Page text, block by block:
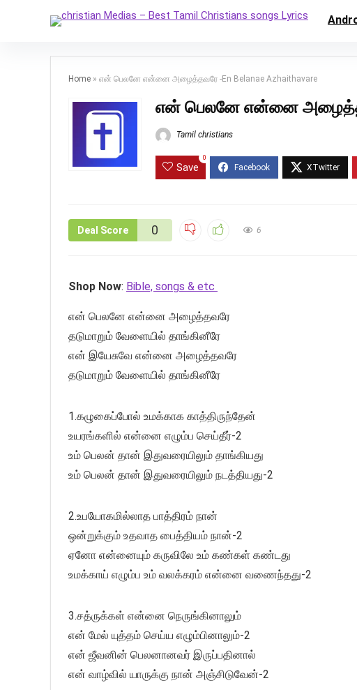
Home » என் பெலனே என்னை அழைத்தவரே -En Belanae Azhaithavare
என் பெலனே என்னை
Tamil christians
Save
0
Deal Score 0 6
Shop Now: Bible, songs & etc
என் பெலனே என்னை அழைத்தவரே
தடுமாறும் வேளையில் தாங்கினீரே
என் இயேசுவே என்னை அழைத்தவரே
தடுமாறும் வேளையில் தாங்கினீரே
1.கழுகைப்போல் உமக்காக காத்திருந்தேன்
உயரங்களில் என்னை எழும்ப செய்தீர்-2
உம் பெலன் தான் இதுவரையிலும் தாங்கியது
உம் பெலன் தான் இதுவரையிலும் நடத்தியது-2
2.உபயோகமில்லாத பாத்திரம் நான்
ஒன்றுக்கும் உதவாத பைத்தியம் நான்-2
ஏனோ என்னையும் கருவிலே உம் கண்கள் கண்டது
உமக்காய் எழும்ப உம் வலக்கரம் என்னை வணைந்தது-2
3.சத்ருக்கள் என்னை நெருங்கினாலும்
என் மேல் யுத்தம் செய்ய எழும்பினாலும்-2
என் ஜீவனின் பெலனானவர் இருப்பதினால்
என் வாழ்வில் யாருக்கு நான் அஞ்சிடுவேன்-2